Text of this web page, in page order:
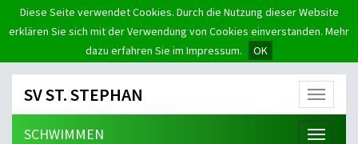
Diese Seite verwendet Cookies. Durch die Nutzung dieser Website
erklären Sie sich mit der Verwendung von Cookies einverstanden. Mehr
dazu erfahren Sie im Impressum.
OK
Menü
SV ST. STEPHAN
Menü
SCHWIMMEN